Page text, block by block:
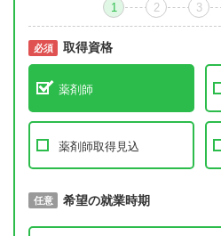
1 2 3
必須 取得資格
薬剤師
薬剤師取得見込
必須 取得予定年
任意 希望の就業時期